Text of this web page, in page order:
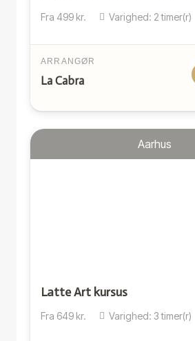
Fra 499 kr. Varighed: 2timer(r)
ARRANGØR
La Cabra
Aarhus
Latte Art kursus
Fra 649 kr. Varighed: 3timer(r)